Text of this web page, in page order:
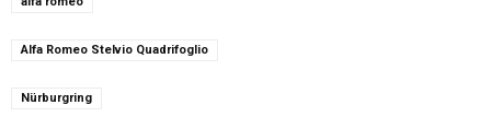
Alfa Romeo Stelvio Quadrifoglio
Nürburgring